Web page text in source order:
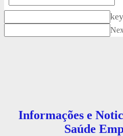
Informações e
Saúde